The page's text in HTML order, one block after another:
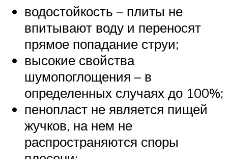
водостойкость – плиты не
впитывают воду и переносят
прямое попадание струи;
высокие свойства
шумопоглощения – в
определенных случаях до 100%;
пенопласт не является пищей
жучков, на нем не
распространяются споры